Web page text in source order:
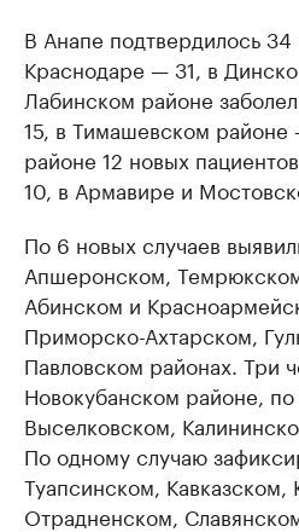
В Анапе подтвердилось 34
Краснодаре — 31, в
Лабинском районе
15, в Тимашевском
районе 12 новых
10, в Армавире и
По 6 новых случаев
Апшеронском,
Абинском и
Приморско-Ахтарском,
Павловском районах. Три
Новокубанском районе,
Выселковском,
По одному случаю
Туапсинском, Кавказском,
Отрадненском,